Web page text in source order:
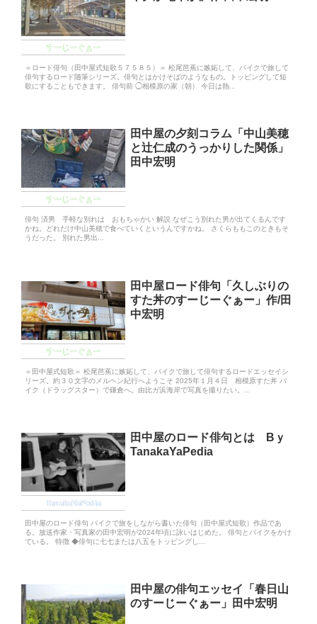
すーじーぐぁー
＝ロード俳句（田中屋式短歌５７５８５）＝ 松尾芭蕉に嫉妬して、バイクで旅して
俳句するロード随筆シリーズ。俳句とはかけそばのようなもの。トッピングして短
歌にすることもできます。 俳句前 ◯相模原の家（朝） 今日は熱...
すーじーぐぁー
田中屋の夕刻コラム「中山美穂
と辻仁成のうっかりした関係」
田中宏明
俳句 済男 手軽な別れは おもちゃかい 解説 なぜこう別れた男が出てくるんです
かね。どれだけ中山美穂で食べていくというんですかね。 さくらももこのときもそ
うだった。 別れた男出...
すーじーぐぁー
田中屋ロード俳句「久しぶりの
すた丼のすーじーぐぁー」作/田
中宏明
＝田中屋式短歌＝ 松尾芭蕉に嫉妬して、バイクで旅して俳句するロードエッセイシ
リーズ。約３０文字のメルヘン紀行へようこそ 2025年１月４日 相模原すた丼 バ
イク（ドラッグスター）で鎌倉へ。由比ガ浜海岸で写真を撮りたい。...
TanakaYaPedia
田中屋のロード俳句とは Bｙ
TanakaYaPedia
田中屋のロード俳句 バイクで旅をしながら書いた俳句（田中屋式短歌）作品であ
る。放送作家・写真家の田中宏明が2024年頃に詠いはじめた。 俳句とバイクをかけ
ている。 特徴 ◆俳句に七七または八五をトッピングし...
田中屋の俳句エッセイ「春日山
のすーじーぐぁー」田中宏明